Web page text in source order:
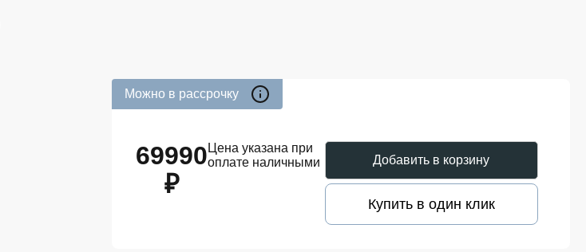
Можно в рассрочку
69990
₽
Цена указана при
оплате наличными
Добавить в корзину
Купить в один клик